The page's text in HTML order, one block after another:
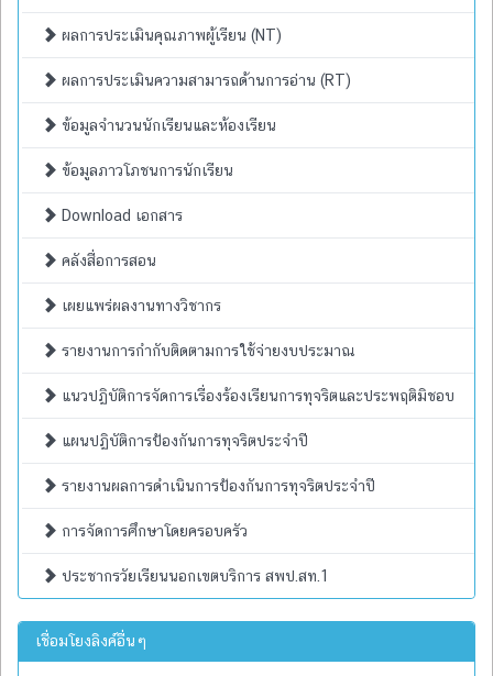
ผลการประเมินคุณภาพผู้เรียน (NT)
ผลการประเมินความสามารถด้านการอ่าน (RT)
ข้อมูลจำนวนนักเรียนและห้องเรียน
ข้อมูลภาวโภชนการนักเรียน
Download เอกสาร
คลังสื่อการสอน
เผยแพร่ผลงานทางวิชากร
รายงานการกำกับติดตามการใช้จ่ายงบประมาณ
แนวปฏิบัติการจัดการเรื่องร้องเรียนการทุจริตและประพฤติมิชอบ
แผนปฏิบัติการป้องกันการทุจริตประจำปี
รายงานผลการดำเนินการป้องกันการทุจริตประจำปี
การจัดการศึกษาโดยครอบครัว
ประชากรวัยเรียนนอกเขตบริการ สพป.สท.1
เชื่อมโยงลิงค์อื่นๆ